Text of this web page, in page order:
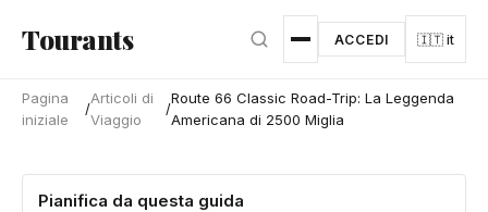
Tourants ACCEDI 🇮🇹 it
Pagina
iniziale
/
Articoli di
Viaggio
/
Route 66 Classic Road-Trip: La Leggenda
Americana di 2500 Miglia
Pianifica da questa guida